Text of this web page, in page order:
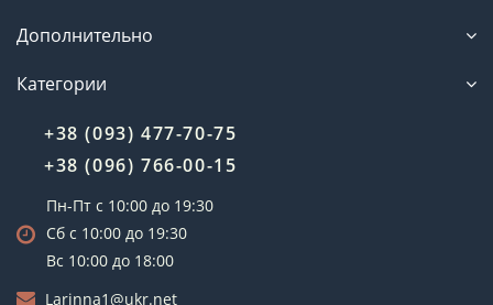
Дополнительно
Категории
+38 (093) 477-70-75
+38 (096) 766-00-15
Пн-Пт с 10:00 до 19:30
Сб с 10:00 до 19:30
Вс 10:00 до 18:00
Larinna1@ukr.net